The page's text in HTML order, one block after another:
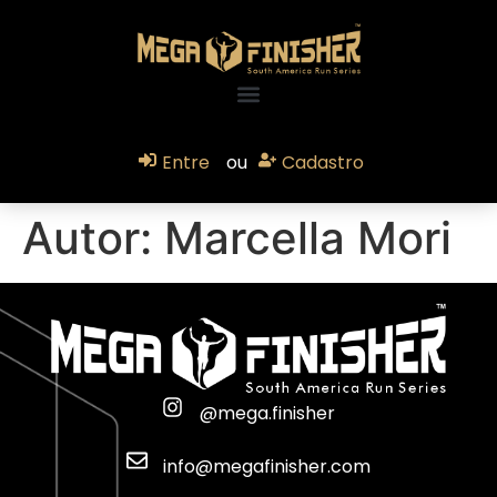
Entre ou Cadastro
Autor: Marcella Mori
@mega.finisher
info@megafinisher.com